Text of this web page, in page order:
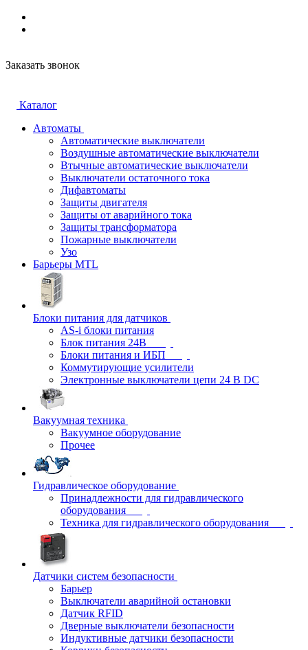
Заказать звонок
Каталог
Автоматы
Автоматические выключатели
Воздушные автоматические выключатели
Втычные автоматические выключатели
Выключатели остаточного тока
Дифавтоматы
Защиты двигателя
Защиты от аварийного тока
Защиты трансформатора
Пожарные выключатели
Узо
Барьеры MTL
Блоки питания для датчиков
AS-i блоки питания
Блок питания 24В
Блоки питания и ИБП
Коммутирующие усилители
Электронные выключатели цепи 24 В DC
Вакуумная техника
Вакуумное оборудование
Прочее
Гидравлическое оборудование
Принадлежности для гидравлического
оборудования
Техника для гидравлического оборудования
Датчики систем безопасности
Барьер
Выключатели аварийной остановки
Датчик RFID
Дверные выключатели безопасности
Индуктивные датчики безопасности